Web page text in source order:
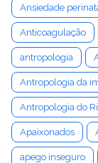
Ansiedade
Anticoagulação
antropologia
Antropologia da
Antropologia do
Apaixonados
apego inseguro